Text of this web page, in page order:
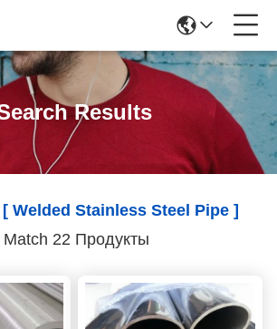
Results
[ Welded Stainless Steel Pipe ]
Match 22 Продукты